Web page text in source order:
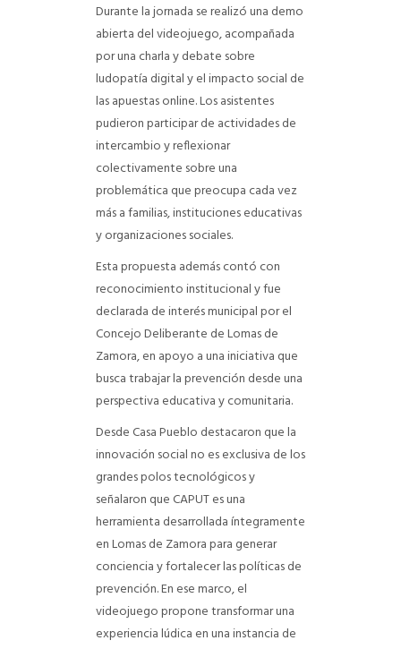
Durante la jornada se realizó una demo
abierta del videojuego, acompañada
por una charla y debate sobre
ludopatía digital y el impacto social de
las apuestas online. Los asistentes
pudieron participar de actividades de
intercambio y reflexionar
colectivamente sobre una
problemática que preocupa cada vez
más a familias, instituciones educativas
y organizaciones sociales.
Esta propuesta además contó con
reconocimiento institucional y fue
declarada de interés municipal por el
Concejo Deliberante de Lomas de
Zamora, en apoyo a una iniciativa que
busca trabajar la prevención desde una
perspectiva educativa y comunitaria.
Desde Casa Pueblo destacaron que la
innovación social no es exclusiva de los
grandes polos tecnológicos y
señalaron que CAPUT es una
herramienta desarrollada íntegramente
en Lomas de Zamora para generar
conciencia y fortalecer las políticas de
prevención. En ese marco, el
videojuego propone transformar una
experiencia lúdica en una instancia de